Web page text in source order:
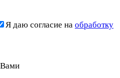
Я даю согласие на обработку